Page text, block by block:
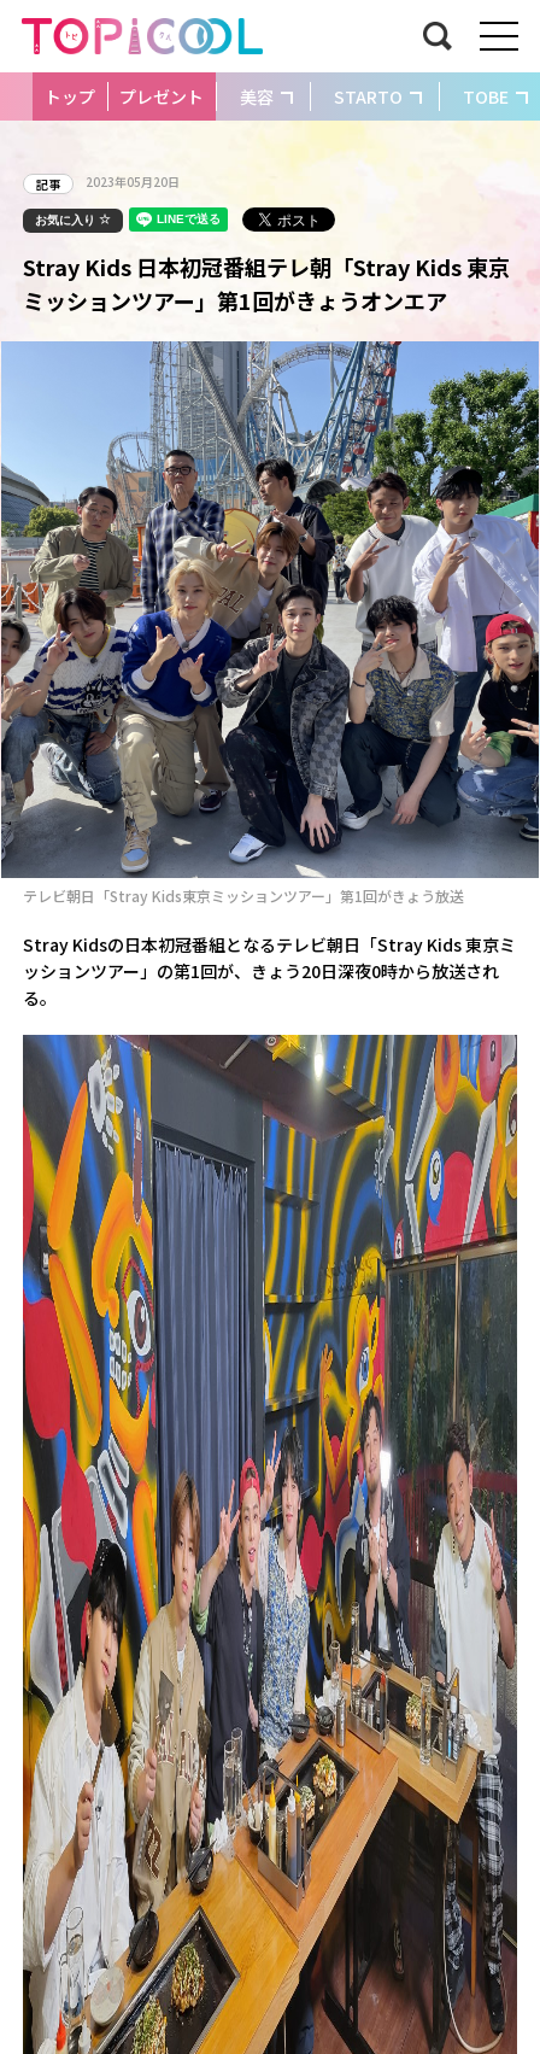
トップ プレゼント 美容 STARTO TOBE
記事 2023年05月20日
お気に入り
Stray Kids 日本初冠番組テレ朝「Stray Kids 東京
ミッションツアー」第1回がきょうオンエア
テレビ朝日「Stray Kids東京ミッションツアー」第1回がきょう放送
Stray Kidsの日本初冠番組となるテレビ朝日「Stray Kids 東京ミ
ッションツアー」の第1回が、きょう20日深夜0時から放送され
る。